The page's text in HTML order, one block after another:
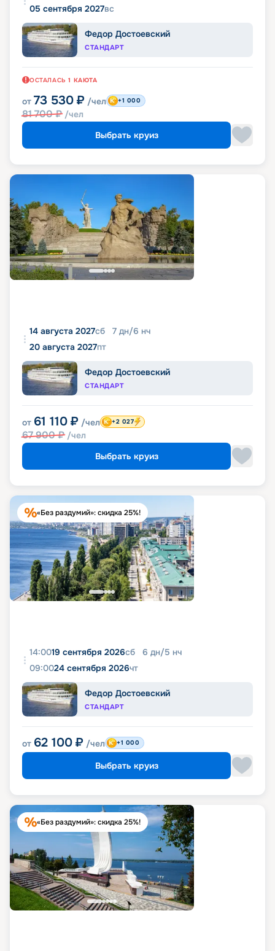
05 сентября 2027вс
Федор Достоевский
СТАНДАРТ
ОСТАЛАСЬ 1 КАЮТА
от 73 530 ₽ /чел
81 700₽ /чел
+1 000
Выбрать круиз
14 августа 2027сб 7 дн/6 нч
20 августа 2027пт
Федор Достоевский
СТАНДАРТ
от 61 110 ₽ /чел
67 900₽ /чел
+2 027
Выбрать круиз
«Без раздумий»: скидка 25%!
14:0019 сентября 2026сб 6 дн/5 нч
09:0024 сентября 2026чт
Федор Достоевский
СТАНДАРТ
от 62 100 ₽ /чел +1 000
Выбрать круиз
«Без раздумий»: скидка 25%!